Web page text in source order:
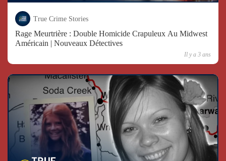
True Crime Stories
Rage Meurtrière : Double Homicide Crapuleux Au Midwest
Américain | Nouveaux Détectives
Il y a 3 ans